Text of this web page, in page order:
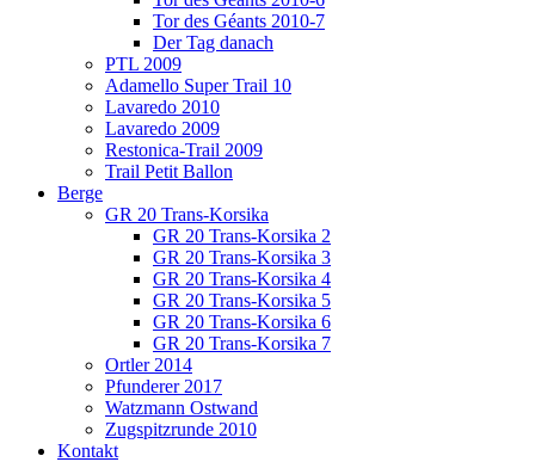
Tor des Géants 2010-7
Der Tag danach
PTL 2009
Adamello Super Trail 10
Lavaredo 2010
Lavaredo 2009
Restonica-Trail 2009
Trail Petit Ballon
Berge
GR 20 Trans-Korsika
GR 20 Trans-Korsika 2
GR 20 Trans-Korsika 3
GR 20 Trans-Korsika 4
GR 20 Trans-Korsika 5
GR 20 Trans-Korsika 6
GR 20 Trans-Korsika 7
Ortler 2014
Pfunderer 2017
Watzmann Ostwand
Zugspitzrunde 2010
Kontakt